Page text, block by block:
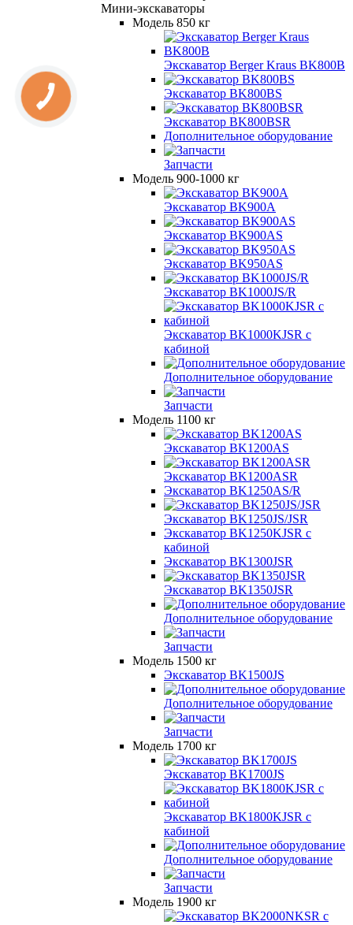
Мини-экскаваторы
Модель 850 кг
Экскаватор Berger Kraus BK800B
Экскаватор BK800BS
Экскаватор BK800BSR
Дополнительное оборудование
Запчасти
Модель 900-1000 кг
Экскаватор BK900A
Экскаватор BK900AS
Экскаватор BK950AS
Экскаватор BK1000JS/R
Экскаватор BK1000KJSR с
кабиной
Дополнительное оборудование
Запчасти
Модель 1100 кг
Экскаватор BK1200AS
Экскаватор BK1200ASR
Экскаватор BK1250AS/R
Экскаватор BK1250JS/JSR
Экскаватор BK1250KJSR с
кабиной
Экскаватор BK1300JSR
Экскаватор BK1350JSR
Дополнительное оборудование
Запчасти
Модель 1500 кг
Экскаватор BK1500JS
Дополнительное оборудование
Запчасти
Модель 1700 кг
Экскаватор BK1700JS
Экскаватор BK1800KJSR с
кабиной
Дополнительное оборудование
Запчасти
Модель 1900 кг